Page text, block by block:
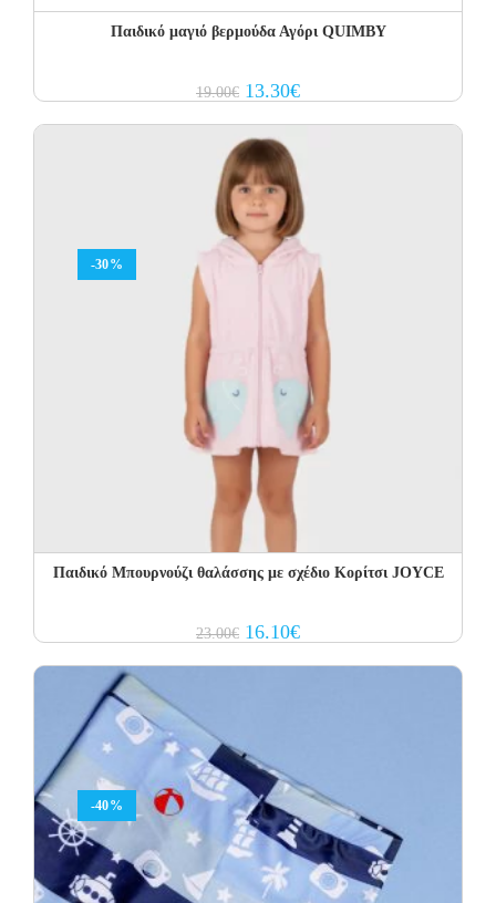
Παιδικό μαγιό βερμούδα Αγόρι QUIMBY
19.00€ Original
price
13.30€Current
price
-30%
Παιδικό Μπουρνούζι θαλάσσης με σχέδιο Κορίτσι JOYCE
23.00€ Original
price
16.10€Current
price
-40%